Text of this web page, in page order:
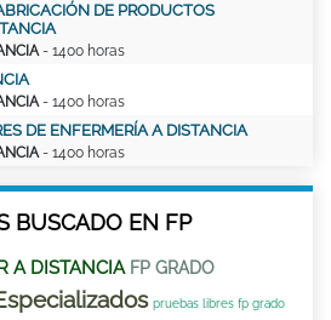
DE PRODUCTOS
- 1400 horas
- 1400 horas
DE ENFERMERÍA A DISTANCIA
- 1400 horas
BUSCADO EN FP
A DISTANCIA FP GRADO
pruebas libres fp grado